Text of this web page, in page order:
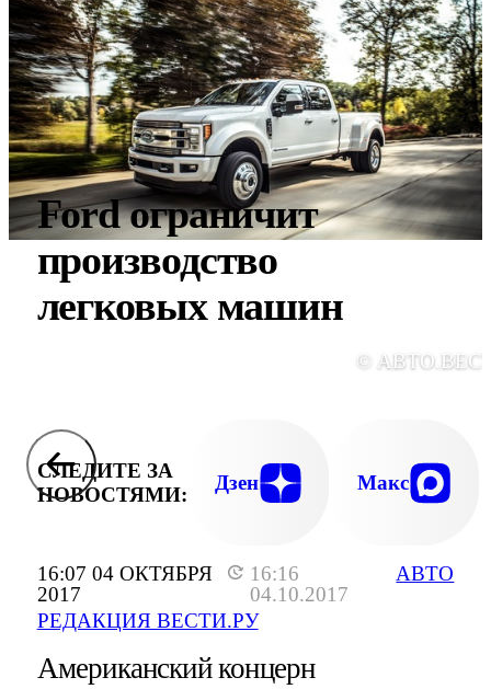
16:07 04 ОКТЯБРЯ
2017
16:16
04.10.2017
РЕДАКЦИЯ ВЕСТИ.РУ
АВТО
Ford ограничит
производство
легковых машин
©
СЛЕДИТЕ ЗА
НОВОСТЯМИ:
Дзен Макс
Американский концерн